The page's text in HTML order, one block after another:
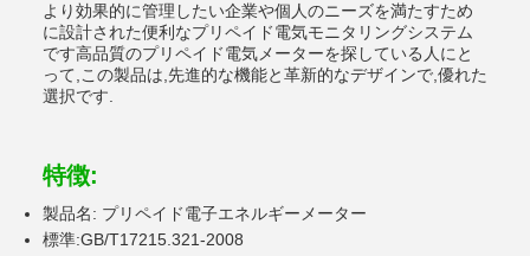
より効果的に管理したい企業や個人のニーズを満たすため
に設計された便利なプリペイド電気モニタリングシステム
です高品質のプリペイド電気メーターを探している人にと
って,この製品は,先進的な機能と革新的なデザインで,優れた
選択です.
特徴:
製品名: プリペイド電子エネルギーメーター
標準:GB/T17215.321-2008